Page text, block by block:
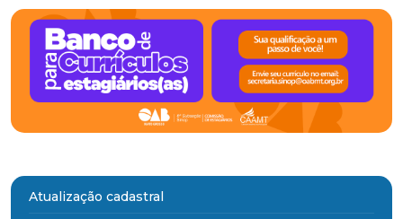
Atualização cadastral